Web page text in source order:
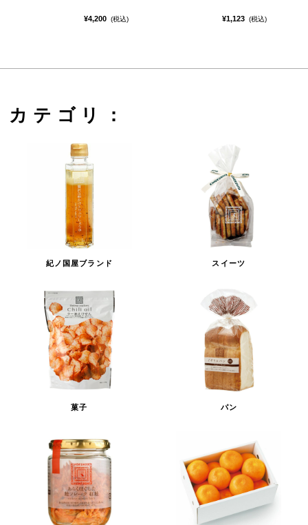
¥4,200 (税込) ¥1,123 (税込)
カテゴリ：
紀ノ国屋ブランド スイーツ
菓子 パン